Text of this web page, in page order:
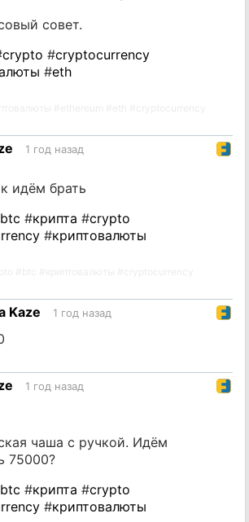
совет.
crypto #cryptocurrency
#eth
1 год назад
идём брать
btc #крипта #crypto
#криптовалюты
Kaze 1 год назад
1 год назад
чаша с ручкой. Идём
75000?
btc #крипта #crypto
#криптовалюты